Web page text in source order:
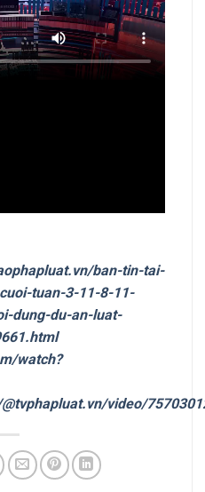
ban-tin-tai-
tuan-3-11-8-11-
dung-du-an-luat-
watch?
video/